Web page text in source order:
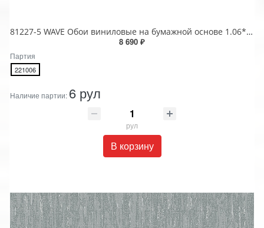
81227-5 WAVE Обои виниловые на бумажной основе 1.06*15.5
8 690 ₽
Партия
221006
Наличие партии: 6 рул
рул
В корзину